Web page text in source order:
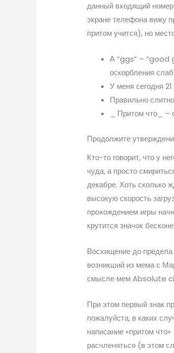
данный входящий номер
экране телефона вижу
притом учится), но
А “ggs” – “good
оскорбления
У меня сегодня
Правильно
_ Притом что_ –
Продолжите
Кто-то говорит, что у
чуда, а просто
декабре. Хоть сколько
высокую скорость
прохождением игры
крутится значок
Восхищение до
возникший из мема с
смысле мем Absolute
При этом первый знак
пожалуйста, в каких
написание «притом
расчленяться (в этом